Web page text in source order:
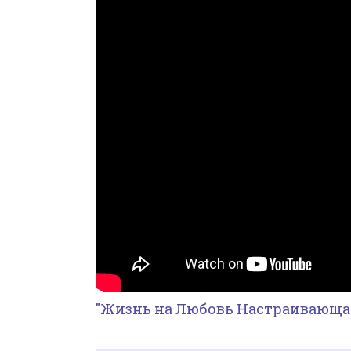
"Жизнь на Любовь